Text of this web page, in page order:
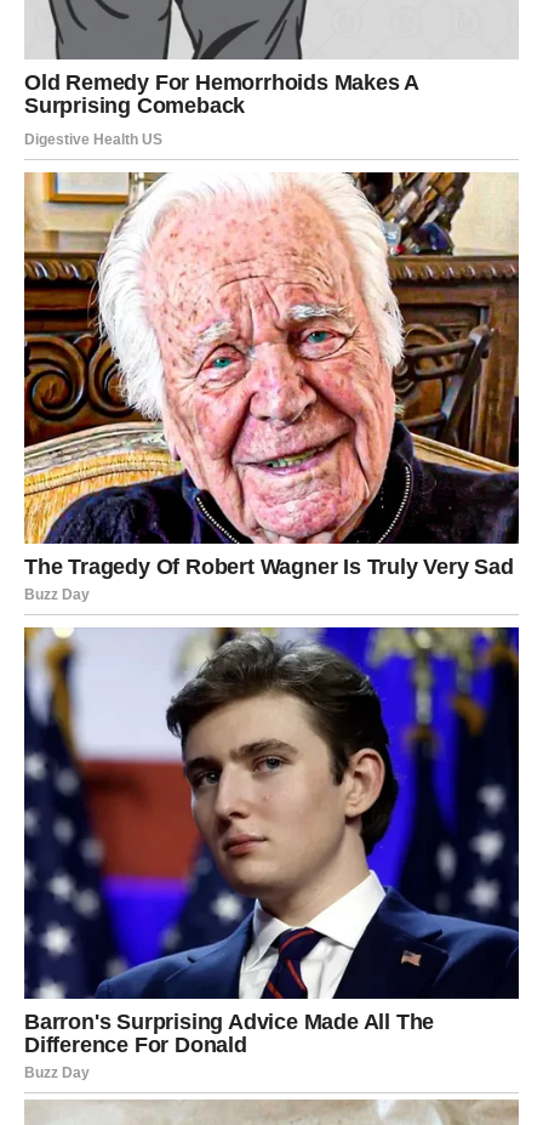
Njena snaga leži upravo u jednostavnosti. Kada je izgovorite
smireno i bez emocija, šaljete jasnu poruku da poštujete sebe i
da ne pristajete na nepoštovanje.
Kako pravilno koristiti ovu
rečenicu
Važno je ne samo šta govorite, već i kako to govorite. Ključ je
u smirenosti. Izgovorite rečenicu bez povišenog tona, bez
ljutnje i bez dodatnih komentara. Zatim jednostavno stanite.
Tišina koja slijedi ima snažan efekat. Ona pokazuje sigurnost i
daje drugoj strani do znanja da ste rekli sve što je potrebno. U
mnogim slučajevima, upravo ta tišina mijenja dinamiku
razgovora.
Šta ako druga osoba nastavi?
Ukoliko osoba nastavi s neprimjerenim ponašanjem ili postane
još frustriranija, to zapravo znači da ste postavili granicu koju
nije očekivala. To nije vaš problem niti vaša odgovornost.